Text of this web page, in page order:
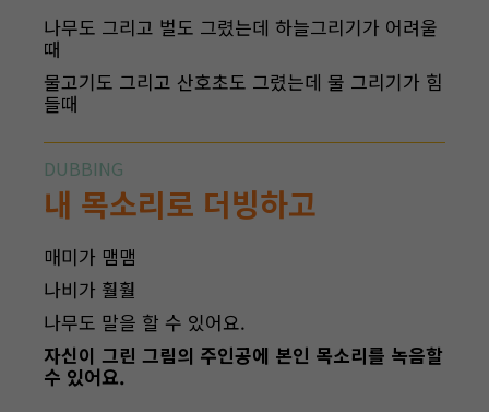
나무도 그리고 벌도 그렸는데 하늘그리기가 어려울
때
물고기도 그리고 산호초도 그렸는데 물 그리기가 힘
들때
DUBBING
내 목소리로 더빙하고
매미가 맴맴
나비가 훨훨
나무도 말을 할 수 있어요.
자신이 그린 그림의 주인공에 본인 목소리를 녹음할
수 있어요.